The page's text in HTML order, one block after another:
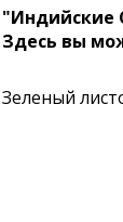
"Индийские
Здесь вы
Зеленый